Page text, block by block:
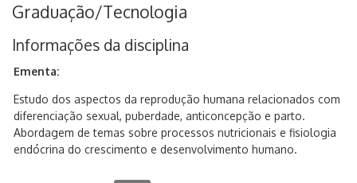
Graduação/Tecnologia
Informações da disciplina
Ementa:
Estudo dos aspectos da reprodução humana relacionados com
diferenciação sexual, puberdade, anticoncepção e parto.
Abordagem de temas sobre processos nutricionais e fisiologia
endócrina do crescimento e desenvolvimento humano.